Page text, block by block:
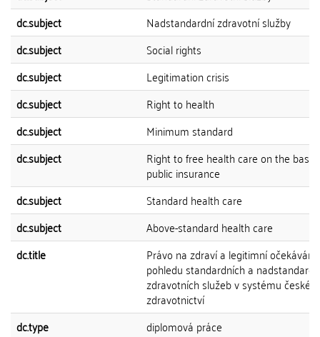
dc.subject
Nadstandardní zdravotní služby
dc.subject
Social rights
dc.subject
Legitimation crisis
dc.subject
Right to health
dc.subject
Minimum standard
dc.subject
Right to free health care on the basis
public insurance
dc.subject
Standard health care
dc.subject
Above-standard health care
dc.title
Právo na zdraví a legitimní očekávání
pohledu standardních a
zdravotních služeb v systému
zdravotnictví
dc.type
diplomová práce